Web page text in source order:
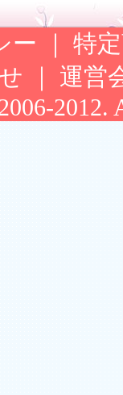
ー ｜ 特
｜ 運営
2012.